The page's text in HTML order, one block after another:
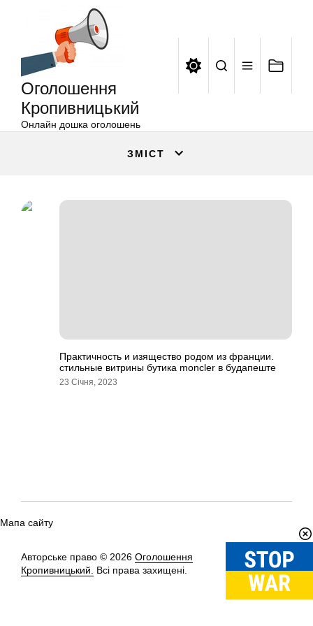
Оголошення
Кропивницький
Онлайн дошка оголошень
ЗМІСТ
Практичность и изящество родом из франции.
стильные витрины бутика moncler в будапеште
23 Січня, 2023
Мапа сайту
Авторське право © 2026 Оголошення
Кропивницький.
Всі права захищені.
Вгору↑